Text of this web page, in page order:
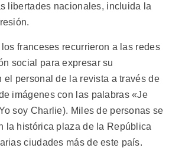
libertades nacionales, incluida la
franceses recurrieron a las redes
social para expresar su
el personal de la revista a través de
imágenes con las palabras «Je
soy Charlie). Miles de personas se
la histórica plaza de la República
ciudades más de este país.